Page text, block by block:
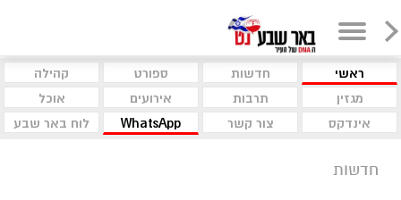
ראשי חדשות ספורט
קהילה
מגזין
תרבות אירועים
אוכל
אינדקס
צור קשר WhatsApp לוח באר שבע
חדשות